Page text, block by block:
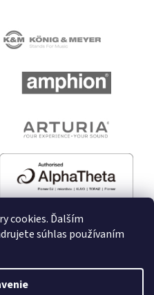
cookies. Ďalším
súhlas používaním
Shoptet